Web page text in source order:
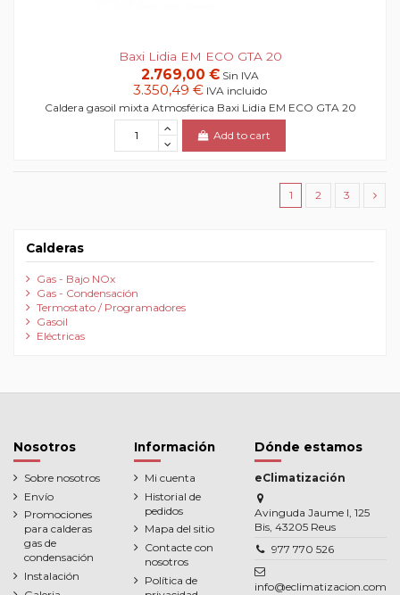
Baxi Lidia EM ECO GTA 20
2.769,00 € Sin IVA
3.350,49 € IVA incluido
Caldera gasoil mixta Atmosférica Baxi Lidia EM ECO GTA 20
Add to cart
1 2 3
Calderas
Gas - Bajo NOx
Gas - Condensación
Termostato / Programadores
Gasoil
Eléctricas
Nosotros
Sobre nosotros
Envío
Promociones
para calderas
gas de
condensación
Instalación
Información
Mi cuenta
Historial de
pedidos
Mapa del sitio
Contacte con
nosotros
Política de
Dónde estamos
eClimatización
Avinguda Jaume I, 125
Bis, 43205 Reus
977 770 526
info@eclimatizacion.com